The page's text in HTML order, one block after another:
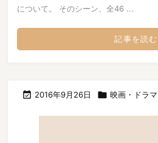
について。 そのシーン、全46 ...
記事を読む
 2016年9月26日  映画・ドラマ